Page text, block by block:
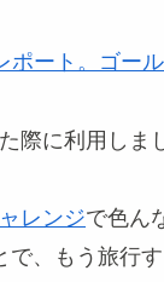
ート。ゴー
際に利用しま
レンジで色ん
、もう旅行